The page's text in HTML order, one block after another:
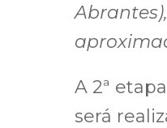
A 2ª
será